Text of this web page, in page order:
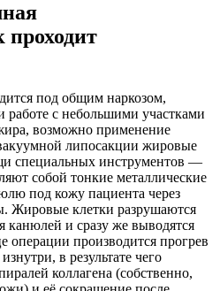
проходит
под общим наркозом,
работе с небольшими участками
возможно применение
липосакции жировые
специальных инструментов —
собой тонкие металлические
под кожу пациента через
Жировые клетки разрушаются
канюлей и сразу же выводятся
производится прогрев
в результате чего
коллагена (собственно,